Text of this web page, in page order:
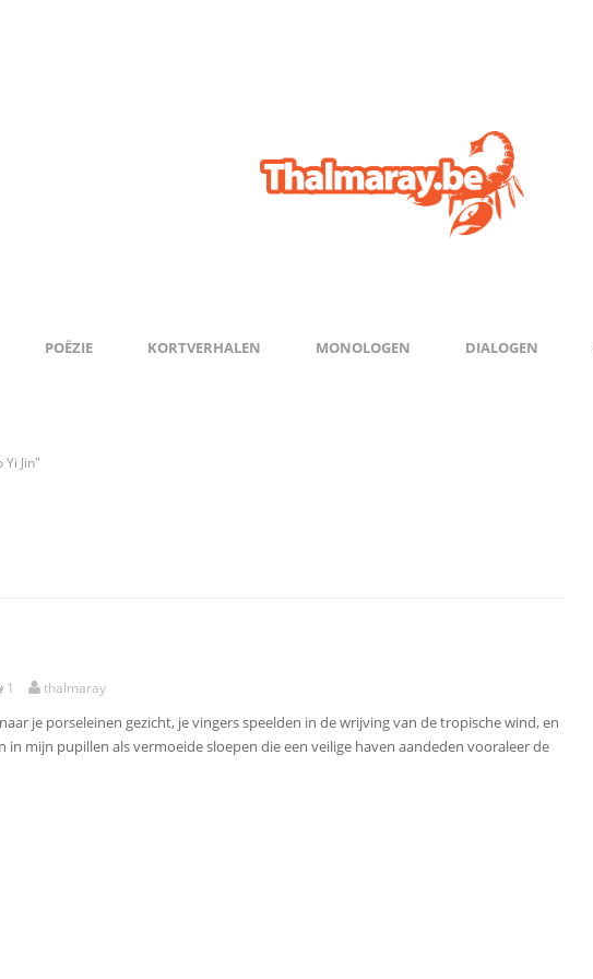
POËZIE KORTVERHALEN MONOLOGEN DIALOGEN
Yi Jin"
1 thalmaray
je porseleinen gezicht, je vingers speelden in de wrijving van de tropische wind, en
in mijn pupillen als vermoeide sloepen die een veilige haven aandeden vooraleer de